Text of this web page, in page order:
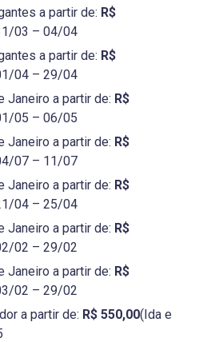
a partir de: R$
03 – 04/04
a partir de: R$
04 – 29/04
Janeiro a partir de: R$
05 – 06/05
Janeiro a partir de: R$
07 – 11/07
Janeiro a partir de: R$
04 – 25/04
Janeiro a partir de: R$
02 – 29/02
Janeiro a partir de: R$
02 – 29/02
a partir de: R$ 550,00(Ida e